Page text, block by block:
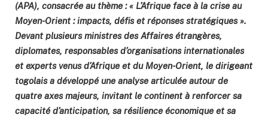
(APA), consacrée au thème : « L’Afrique face à la crise au
Moyen-Orient : impacts, défis et réponses stratégiques ».
Devant plusieurs ministres des Affaires étrangères,
diplomates, responsables d’organisations internationales
et experts venus d’Afrique et du Moyen-Orient, le dirigeant
togolais a développé une analyse articulée autour de
quatre axes majeurs, invitant le continent à renforcer sa
capacité d’anticipation, sa résilience économique et sa